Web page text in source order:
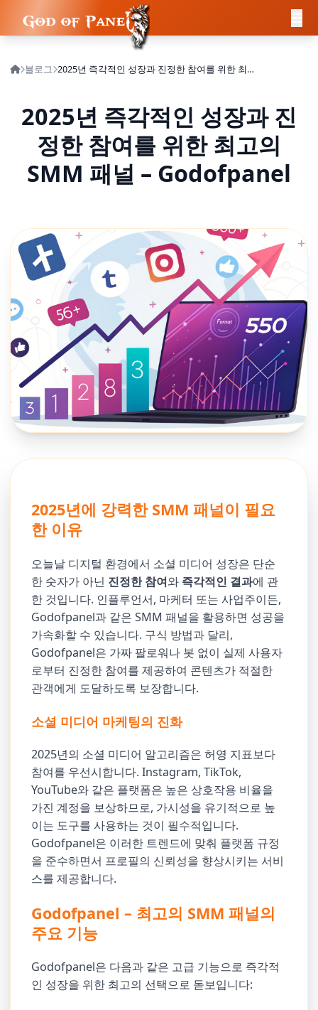
블로그 2025년 즉각적인 성장과 진정한 참여를 위한 최고의 SMM 패널 – Godofpanel
2025년 즉각적인 성장과 진
정한 참여를 위한 최고의
SMM 패널 – Godofpanel
2025년에 강력한 SMM 패널이 필요
한 이유
오늘날 디지털 환경에서 소셜 미디어 성장은 단순
한 숫자가 아닌 진정한 참여와 즉각적인 결과에 관
한 것입니다. 인플루언서, 마케터 또는 사업주이든,
Godofpanel과 같은 SMM 패널을 활용하면 성공을
가속화할 수 있습니다. 구식 방법과 달리,
Godofpanel은 가짜 팔로워나 봇 없이 실제 사용자
로부터 진정한 참여를 제공하여 콘텐츠가 적절한
관객에게 도달하도록 보장합니다.
소셜 미디어 마케팅의 진화
2025년의 소셜 미디어 알고리즘은 허영 지표보다
참여를 우선시합니다. Instagram, TikTok,
YouTube와 같은 플랫폼은 높은 상호작용 비율을
가진 계정을 보상하므로, 가시성을 유기적으로 높
이는 도구를 사용하는 것이 필수적입니다.
Godofpanel은 이러한 트렌드에 맞춰 플랫폼 규정
을 준수하면서 프로필의 신뢰성을 향상시키는 서비
스를 제공합니다.
Godofpanel – 최고의 SMM 패널의
주요 기능
Godofpanel은 다음과 같은 고급 기능으로 즉각적
인 성장을 위한 최고의 선택으로 돋보입니다: